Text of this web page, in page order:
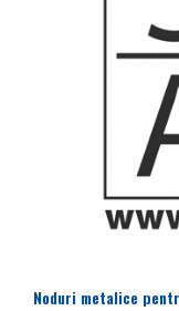
Noduri metalice